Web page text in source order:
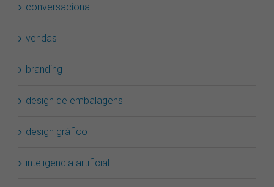
conversacional
vendas
branding
design de embalagens
design gráfico
inteligencia artificial